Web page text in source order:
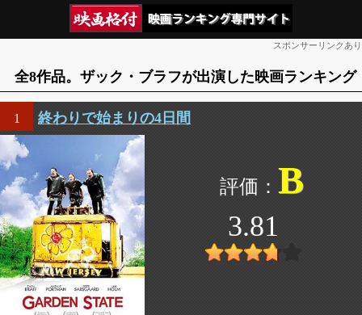
スポンサーリンクあり
全8作品。ザック・ブラフが出演した映画ランキング
1 終わりで始まりの4日間
B
3.81